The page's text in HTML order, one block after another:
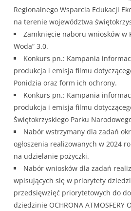
Regionalnego Wsparcia Edukacji
na terenie województwa
Zamknięcie naboru wniosków w
Woda” 3.0.
Konkurs pn.: Kampania
produkcja i emisja filmu
Ponidzia oraz form ich ochrony.
Konkurs pn.: Kampania
produkcja i emisja filmu
Świętokrzyskiego Parku
Nabór wstrzymany dla zadań
ogłoszenia realizowanych w 2024
na udzielanie pożyczki.
Nabór wniosków dla zadań
wpisujących się w priorytety
przedsięwzięć priorytetowych do
dziedzinie OCHRONA ATMOSFERY